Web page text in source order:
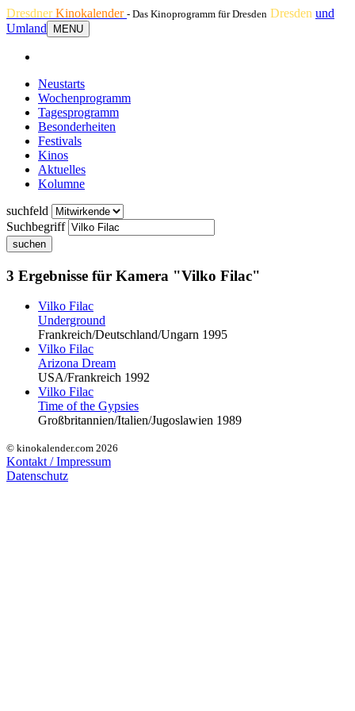
DresdnerKinokalender - Das Kinoprogramm für Dresden Dresden und
Umland
MENU
Neustarts
Wochenprogramm
Tagesprogramm
Besonderheiten
Festivals
Kinos
Aktuelles
Kolumne
suchfeld
Suchbegriff
suchen
3 Ergebnisse für Kamera "Vilko Filac"
Vilko Filac
Underground
Frankreich/Deutschland/Ungarn 1995
Vilko Filac
Arizona Dream
USA/Frankreich 1992
Vilko Filac
Time of the Gypsies
Großbritannien/Italien/Jugoslawien 1989
© kinokalender.com 2026
Kontakt / Impressum
Datenschutz